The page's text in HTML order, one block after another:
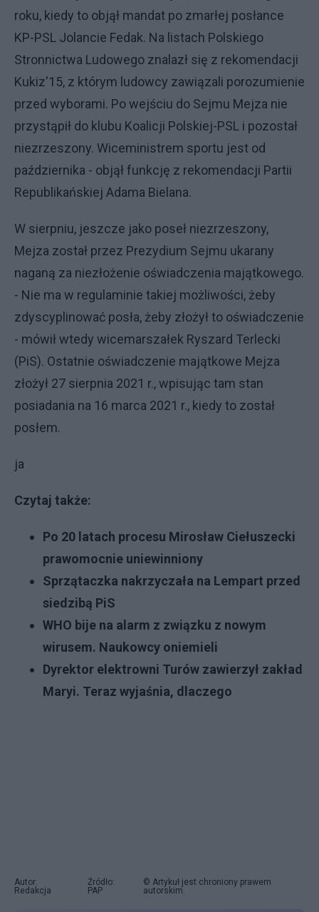
roku, kiedy to objął mandat po zmarłej posłance
KP-PSL Jolancie Fedak. Na listach Polskiego
Stronnictwa Ludowego znalazł się z rekomendacji
Kukiz'15, z którym ludowcy zawiązali porozumienie
przed wyborami. Po wejściu do Sejmu Mejza nie
przystąpił do klubu Koalicji Polskiej-PSL i pozostał
niezrzeszony. Wiceministrem sportu jest od
października - objął funkcję z rekomendacji Partii
Republikańskiej Adama Bielana.
W sierpniu, jeszcze jako poseł niezrzeszony,
Mejza został przez Prezydium Sejmu ukarany
naganą za niezłożenie oświadczenia majątkowego.
- Nie ma w regulaminie takiej możliwości, żeby
zdyscyplinować posła, żeby złożył to oświadczenie
- mówił wtedy wicemarszałek Ryszard Terlecki
(PiS). Ostatnie oświadczenie majątkowe Mejza
złożył 27 sierpnia 2021 r., wpisując tam stan
posiadania na 16 marca 2021 r., kiedy to został
posłem.
ja
Czytaj także:
Po 20 latach procesu Mirosław Ciełuszecki
prawomocnie uniewinniony
Sprzątaczka nakrzyczała na Lempart przed
siedzibą PiS
WHO bije na alarm z związku z nowym
wirusem. Naukowcy oniemieli
Dyrektor elektrowni Turów zawierzył zakład
Maryi. Teraz wyjaśnia, dlaczego
Autor:
Redakcja
Źródło:
PAP
© Artykuł jest chroniony prawem
autorskim.